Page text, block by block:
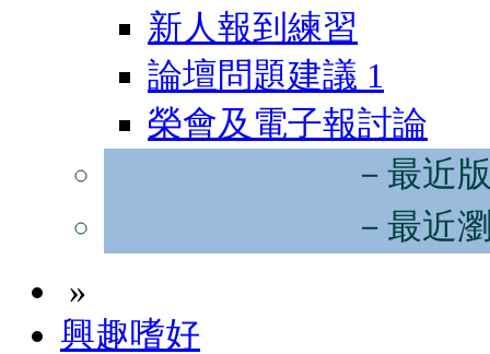
新人報到練習
論壇問題建議 1
榮會及電子報討論
－最近
－最近
»
興趣嗜好